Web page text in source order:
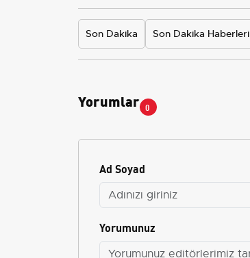
Son Dakika Son Dakika Haberleri
Yorumlar 0
Ad Soyad
Yorumunuz